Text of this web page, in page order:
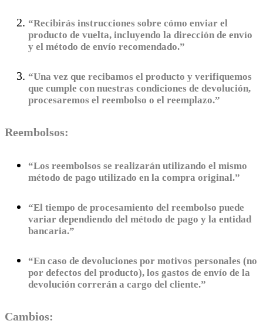
“Recibirás instrucciones sobre cómo enviar el
producto de vuelta, incluyendo la dirección de envío
y el método de envío recomendado.”
“Una vez que recibamos el producto y verifiquemos
que cumple con nuestras condiciones de devolución,
procesaremos el reembolso o el reemplazo.”
Reembolsos:
“Los reembolsos se realizarán utilizando el mismo
método de pago utilizado en la compra original.”
“El tiempo de procesamiento del reembolso puede
variar dependiendo del método de pago y la entidad
bancaria.”
“En caso de devoluciones por motivos personales (no
por defectos del producto), los gastos de envío de la
devolución correrán a cargo del cliente.”
Cambios: